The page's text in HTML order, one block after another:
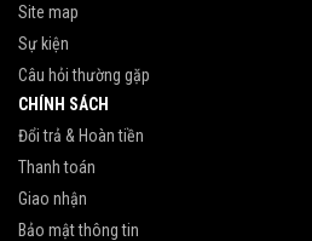
Site map
Sự kiện
Câu hỏi thường gặp
CHÍNH SÁCH
Đổi trả & Hoàn tiền
Thanh toán
Giao nhận
Bảo mật thông tin